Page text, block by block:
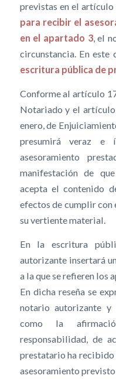
previstas en el artículo
para recibir el
en el apartado 3, el
circunstancia. En este
escritura pública de
Conforme al artículo
Notariado y el
enero, de
presumirá veraz e
asesoramiento
manifestación de
acepta el contenido
efectos de cumplir con
su vertiente material.
En la escritura
autorizante insertará
a la que se refieren los
En dicha reseña se
notario autorizante y
como la
responsabilidad, de
prestatario ha recibido
asesoramiento